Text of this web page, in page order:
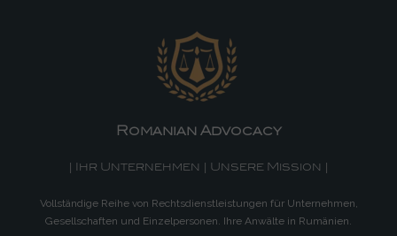
Romanian Advocacy
| Ihr Unternehmen | Unsere Mission |
Vollständige Reihe von Rechtsdienstleistungen für Unternehmen,
Gesellschaften und Einzelpersonen. Ihre Anwälte in Rumänien.